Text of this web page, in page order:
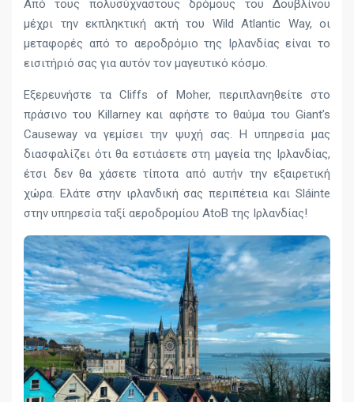
Από τους πολυσύχναστους δρόμους του Δουβλίνου
μέχρι την εκπληκτική ακτή του Wild Atlantic Way, οι
μεταφορές από το αεροδρόμιο της Ιρλανδίας είναι το
εισιτήριό σας για αυτόν τον μαγευτικό κόσμο.
Εξερευνήστε τα Cliffs of Moher, περιπλανηθείτε στο
πράσινο του Killarney και αφήστε το θαύμα του Giant’s
Causeway να γεμίσει την ψυχή σας. Η υπηρεσία μας
διασφαλίζει ότι θα εστιάσετε στη μαγεία της Ιρλανδίας,
έτσι δεν θα χάσετε τίποτα από αυτήν την εξαιρετική
χώρα. Ελάτε στην ιρλανδική σας περιπέτεια και Sláinte
στην υπηρεσία ταξί αεροδρομίου AtoB της Ιρλανδίας!